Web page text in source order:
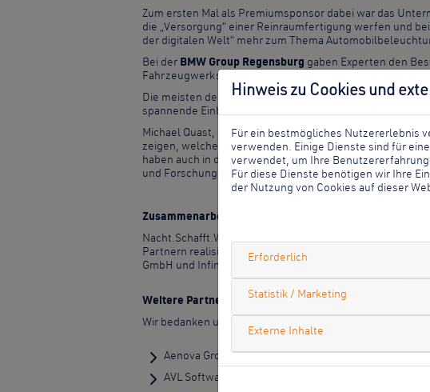
Zum ersten Mal als Premiumsponsor dabei war das
die „Versorgung“ einer Reinraumfertigung werfen und
der digitalen Welt“ mehr zum Thema
Bei der BMW Group Regensburg gaben Experten den
Fahrzeugwerks und zeigten in einem Dialog wichtige
Die meisten der Programmpunkte waren bereits im
spannende Einblicke.
Michael Quast, Geschäftsführer des Stadtmarketing
zeigen, welche großartigen Innovationen hier am
haben auch in diesem Jahr wieder ein vielfältiges
und Forschungsprojekte vor Ort zu begeistern.“
Zusammenarbeit und Premiumsponsoren
Nacht.Schafft.Wissen. 2022 wird durch die
Partnern realisiert. Unser besonderer Dank gilt den
GmbH und Infineon Technologies AG, mit deren Hilfe
Weitere Partner
Wir bedanken uns außerdem sehr herzlich bei den
Aenova Group/Haupt Pharma Amareg
AVL Software and Functions GmbH
Hinweis zu Cookies und
Für ein bestmögliches Nutzererlebnis
verwenden. Einige Dienste sind für
verwendet, um Ihre
Für diese Dienste benötigen wir Ihre
der Nutzung von Cookies auf dieser
Erforderlich
Statistik / Marketing
Externe Inhalte